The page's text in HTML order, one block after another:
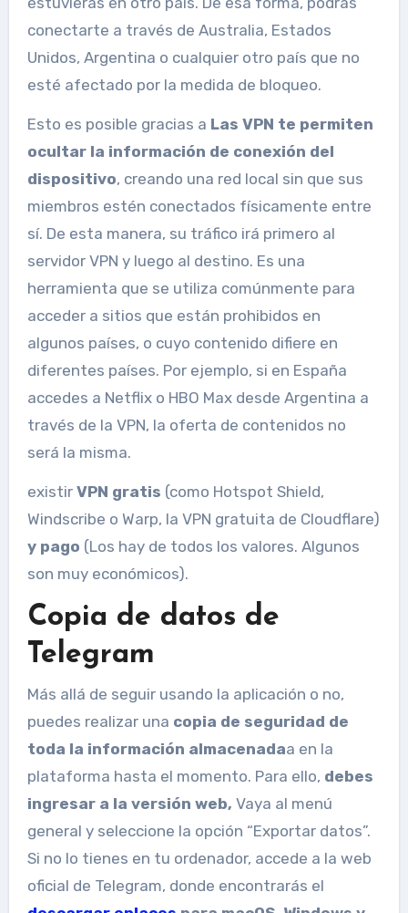
conectarte a través de Australia, Estados
Unidos, Argentina o cualquier otro país que no
esté afectado por la medida de bloqueo.
Esto es posible gracias a Las VPN te permiten
ocultar la información de conexión del
dispositivo, creando una red local sin que sus
miembros estén conectados físicamente entre
sí. De esta manera, su tráfico irá primero al
servidor VPN y luego al destino. Es una
herramienta que se utiliza comúnmente para
acceder a sitios que están prohibidos en
algunos países, o cuyo contenido difiere en
diferentes países. Por ejemplo, si en España
accedes a Netflix o HBO Max desde Argentina a
través de la VPN, la oferta de contenidos no
será la misma.
existir VPN gratis (como Hotspot Shield,
Windscribe o Warp, la VPN gratuita de Cloudflare)
y pago (Los hay de todos los valores. Algunos
son muy económicos).
Copia de datos de
Telegram
Más allá de seguir usando la aplicación o no,
puedes realizar una copia de seguridad de
toda la información almacenadaa en la
plataforma hasta el momento. Para ello, debes
ingresar a la versión web, Vaya al menú
general y seleccione la opción “Exportar datos”.
Si no lo tienes en tu ordenador, accede a la web
oficial de Telegram, donde encontrarás el